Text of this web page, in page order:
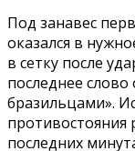
Под занавес
оказался в
в сетку после
последнее слово
бразильцами».
последних